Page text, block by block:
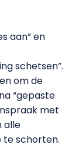
aan” en
schetsen”.
om de
“gepaste
met
alle
schorten.